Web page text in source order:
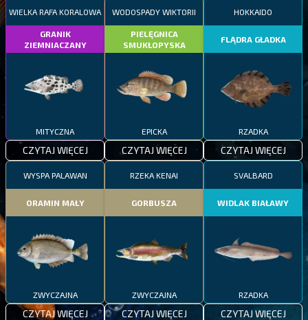
WIELKA RAFA KORALOWA
GRANIK
ZIEMNIACZANY
MITYCZNA
CZYTAJ WIĘCEJ
WODOSPADY WIKTORII
PIELĘGNICA
SMUKŁOPYSKA
EPICKA
CZYTAJ WIĘCEJ
HOKKAIDO
FLĄDRA GŁADKA
RZADKA
CZYTAJ WIĘCEJ
WYSPA PALAWAN
ORAMIN MAŁY
ZWYCZAJNA
CZYTAJ WIĘCEJ
RZEKA KENAI
GORBUSZA
ZWYCZAJNA
CZYTAJ WIĘCEJ
SVALBARD
WIDLAK BIAŁAWY
RZADKA
CZYTAJ WIĘCEJ